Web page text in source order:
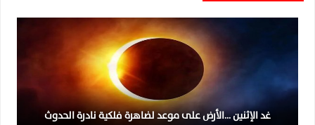
غد الإثنين …الأرض على موعد لضاهرة فلكية نادرة الحدوث